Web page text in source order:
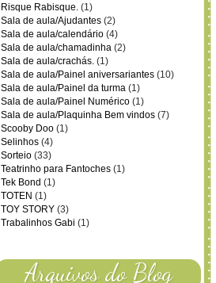
Risque Rabisque. (1)
Sala de aula/Ajudantes (2)
Sala de aula/calendário (4)
Sala de aula/chamadinha (2)
Sala de aula/crachás. (1)
Sala de aula/Painel aniversariantes (10)
Sala de aula/Painel da turma (1)
Sala de aula/Painel Numérico (1)
Sala de aula/Plaquinha Bem vindos (7)
Scooby Doo (1)
Selinhos (4)
Sorteio (33)
Teatrinho para Fantoches (1)
Tek Bond (1)
TOTEN (1)
TOY STORY (3)
Trabalinhos Gabi (1)
Arquivos do Blog